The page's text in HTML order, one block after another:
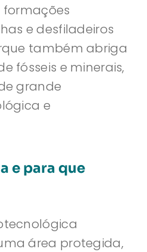
formações
e desfiladeiros
também abriga
fósseis e minerais,
grande
e
e para que
área protegida,